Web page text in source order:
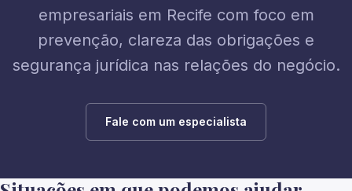
empresariais em Recife com foco em
prevenção, clareza das obrigações e
segurança jurídica nas relações do negócio.
Fale com um especialista